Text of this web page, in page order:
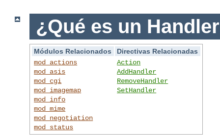
¿Qué es un
Módulos Relacionados
Directivas Relacionadas
mod_actions
mod_asis
mod_cgi
mod_imagemap
mod_info
mod_mime
mod_negotiation
mod_status
Action
AddHandler
RemoveHandler
SetHandler